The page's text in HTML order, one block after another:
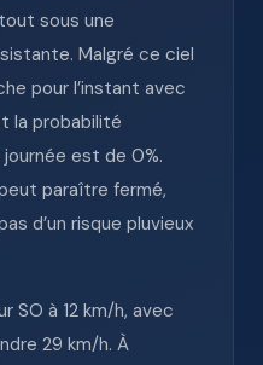
sous une
Malgré ce ciel
pour l’instant avec
la probabilité
journée est de 0%.
paraître fermé,
d’un risque pluvieux
SO à 12 km/h, avec
29 km/h. À